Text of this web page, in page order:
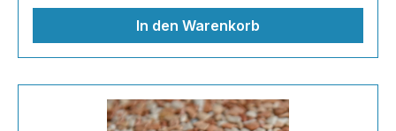
Grundierung AT-EG30 4kg Ste
In den Warenkorb